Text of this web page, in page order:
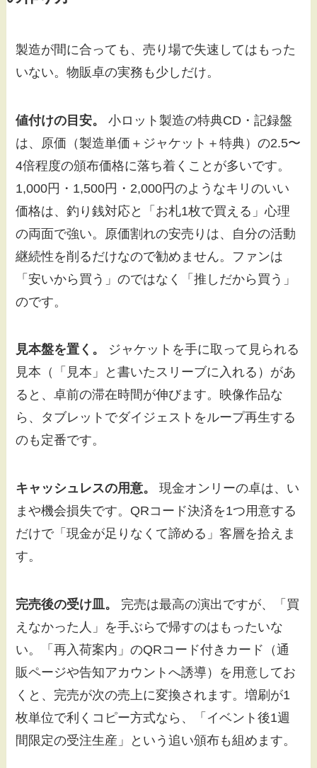
製造が間に合っても、売り場で失速してはもった
いない。物販卓の実務も少しだけ。
値付けの目安。
小ロット製造の特典CD・記録盤
は、原価（製造単価＋ジャケット＋特典）の2.5〜
4倍程度の頒布価格に落ち着くことが多いです。
1,000円・1,500円・2,000円のようなキリのいい
価格は、釣り銭対応と「お札1枚で買える」心理
の両面で強い。原価割れの安売りは、自分の活動
継続性を削るだけなので勧めません。ファンは
「安いから買う」のではなく「推しだから買う」
のです。
見本盤を置く。
ジャケットを手に取って見られる
見本（「見本」と書いたスリーブに入れる）があ
ると、卓前の滞在時間が伸びます。映像作品な
ら、タブレットでダイジェストをループ再生する
のも定番です。
キャッシュレスの用意。
現金オンリーの卓は、い
まや機会損失です。QRコード決済を1つ用意する
だけで「現金が足りなくて諦める」客層を拾えま
す。
完売後の受け皿。
完売は最高の演出ですが、「買
えなかった人」を手ぶらで帰すのはもったいな
い。「再入荷案内」のQRコード付きカード（通
販ページや告知アカウントへ誘導）を用意してお
くと、完売が次の売上に変換されます。増刷が1
枚単位で利くコピー方式なら、「イベント後1週
間限定の受注生産」という追い頒布も組めます。